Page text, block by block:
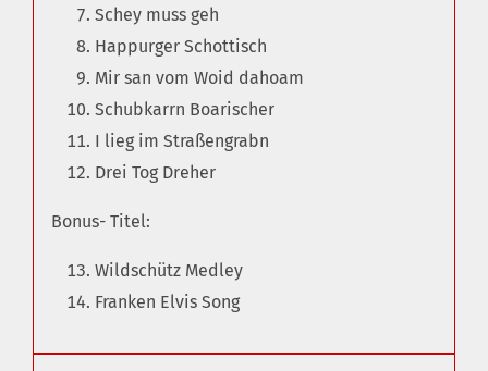
Schey muss geh
Happurger Schottisch
Mir san vom Woid dahoam
Schubkarrn Boarischer
I lieg im Straßengrabn
Drei Tog Dreher
Bonus- Titel:
Wildschütz Medley
Franken Elvis Song